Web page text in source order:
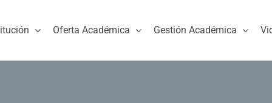
Oferta Académica Gestión Académica